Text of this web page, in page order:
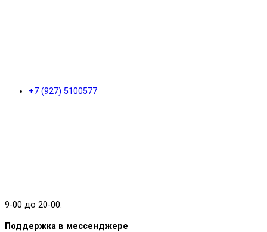
+7 (927) 5100577
9-00 до 20-00.
Поддержка в мессенджере